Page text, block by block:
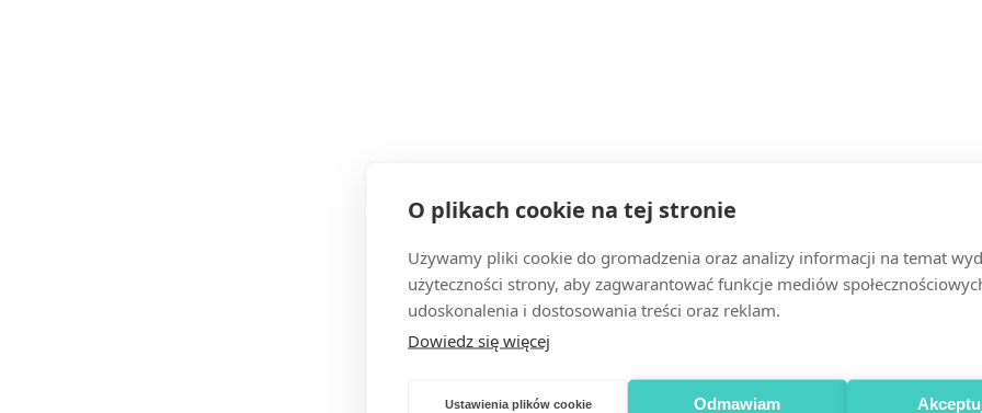
O plikach cookie na tej stronie
Używamy pliki cookie do gromadzenia oraz analizy informacji na temat
użyteczności strony, aby zagwarantować funkcje mediów
udoskonalenia i dostosowania treści oraz reklam.
Dowiedz się więcej
Ustawienia plików cookie Odmawiam